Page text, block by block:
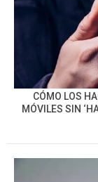
CÓMO LOS
MÓVILES SIN